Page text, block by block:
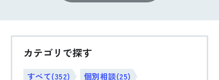
カテゴリで探す
すべて(352)
個別相談(25)